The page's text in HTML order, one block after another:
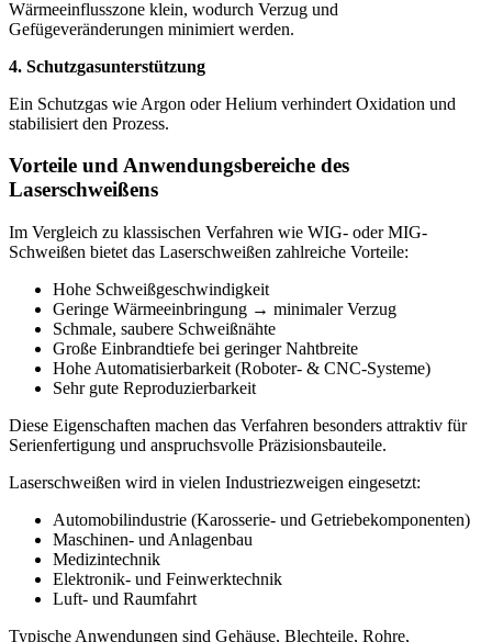
Wärmeeinflusszone klein, wodurch Verzug und
Gefügeveränderungen minimiert werden.
4. Schutzgasunterstützung
Ein Schutzgas wie Argon oder Helium verhindert Oxidation und
stabilisiert den Prozess.
Vorteile und Anwendungsbereiche des
Laserschweißens
Im Vergleich zu klassischen Verfahren wie WIG- oder MIG-
Schweißen bietet das Laserschweißen zahlreiche Vorteile:
Hohe Schweißgeschwindigkeit
Geringe Wärmeeinbringung → minimaler Verzug
Schmale, saubere Schweißnähte
Große Einbrandtiefe bei geringer Nahtbreite
Hohe Automatisierbarkeit (Roboter- & CNC-Systeme)
Sehr gute Reproduzierbarkeit
Diese Eigenschaften machen das Verfahren besonders attraktiv für
Serienfertigung und anspruchsvolle Präzisionsbauteile.
Laserschweißen wird in vielen Industriezweigen eingesetzt:
Automobilindustrie (Karosserie- und Getriebekomponenten)
Maschinen- und Anlagenbau
Medizintechnik
Elektronik- und Feinwerktechnik
Luft- und Raumfahrt
Typische Anwendungen sind Gehäuse, Blechteile, Rohre,